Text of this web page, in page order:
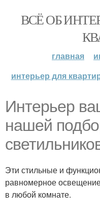
ВСЁ ОБ
главная
интерьер для
Интерьер
нашей
Эти стильные и
равномерное
в любой комнате.